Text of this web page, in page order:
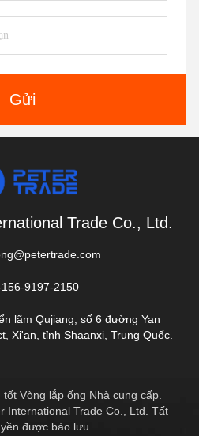
Gửi
Trade Co., Ltd.
9197-2150
lãm Qujiang, số 6 đường Yan
Xi'an, tỉnh Shaanxi, Trung Quốc.
Vòng lắp ống Nhà cung cấp.
International Trade Co., Ltd. Tất
được bảo lưu.